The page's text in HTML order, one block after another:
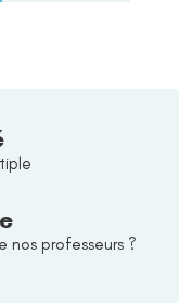
nos professeurs ?